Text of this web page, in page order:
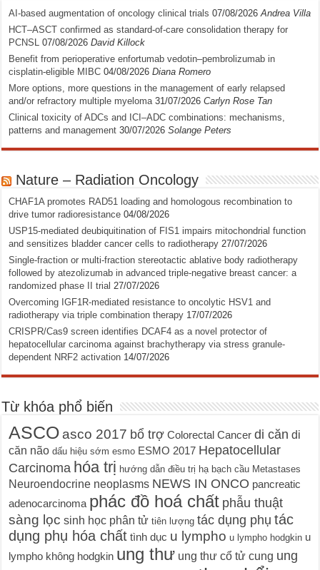
AI-based augmentation of oncology clinical trials 07/08/2026 Andrea Villa
HCT–ASCT confirmed as standard-of-care consolidation therapy for
PCNSL
07/08/2026 David Killock
Benefit from perioperative enfortumab vedotin–pembrolizumab in
cisplatin-eligible MIBC 04/08/2026 Diana Romero
More options, more questions in the management of early relapsed
and/or refractory multiple myeloma 31/07/2026 Carlyn Rose Tan
Clinical toxicity of ADCs and ICI–ADC combinations: mechanisms,
patterns and management 30/07/2026 Solange Peters
Nature – Radiation Oncology
CHAF1A promotes RAD51 loading and homologous recombination to
drive tumor radioresistance 04/08/2026
USP15-mediated deubiquitination of FIS1 impairs mitochondrial function
and sensitizes bladder cancer cells to radiotherapy 27/07/2026
Single-fraction or multi-fraction stereotactic ablative body radiotherapy
followed by atezolizumab in advanced triple-negative breast cancer: a
randomized phase II trial 27/07/2026
Overcoming IGF1R-mediated resistance to oncolytic HSV1 and
radiotherapy via triple combination therapy 17/07/2026
CRISPR/Cas9 screen identifies DCAF4 as a novel protector of
hepatocellular carcinoma against brachytherapy via stress granule-
dependent NRF2 activation 14/07/2026
Từ khóa phổ biến
ASCO asco 2017 bổ trợ Colorectal Cancer di căn di
căn não dấu hiệu sớm esmo ESMO 2017 Hepatocellular
Carcinoma hóa trị hướng dẫn điều trị hạ bạch cầu Metastases
Neuroendocrine neoplasms NEWS IN ONCO pancreatic
adenocarcinoma phác đồ hoá chất phẫu thuật
sàng lọc sinh học phân tử tiên lượng tác dụng phụ tác
dụng phụ hóa chất tình dục u lympho u lympho hodgkin u
lympho không hodgkin ung thư ung thư cổ tử cung ung